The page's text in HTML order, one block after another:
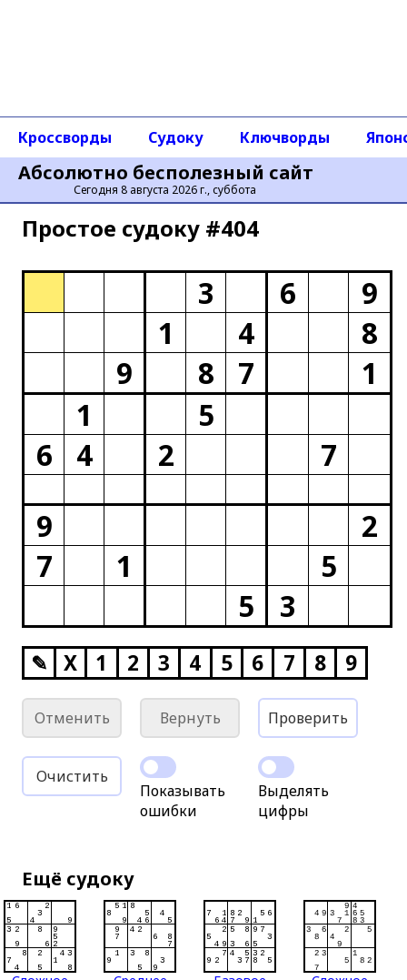
Абсолютно бесполезный сайт
Сегодня 8 августа 2026 г., суббота
Кроссворды Судоку Ключворды
Простое cудоку #404
3 6
9
1
4
8
9
8 7
1
1
5
6
4 2
7
9
2
7
1
5
5
3
✎ X 1 2 3 4 5 6 7 8 9
Отменить Вернуть Проверить
Очистить
Показывать
ошибки
Выделять
цифры
Ещё судоку